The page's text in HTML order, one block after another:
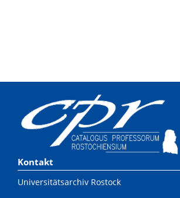
Kontakt
Universitätsarchiv Rostock